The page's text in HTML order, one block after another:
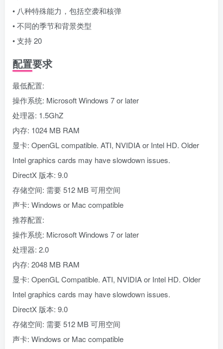
• 八种特殊能力，包括空袭和核弹
• 不同的季节和背景类型
• 支持 20
配置要求
最低配置:
操作系统: Microsoft Windows 7 or later
处理器: 1.5GhZ
内存: 1024 MB RAM
显卡: OpenGL compatible. ATI, NVIDIA or Intel HD. Older
Intel graphics cards may have slowdown issues.
DirectX 版本: 9.0
存储空间: 需要 512 MB 可用空间
声卡: Windows or Mac compatible
推荐配置:
操作系统: Microsoft Windows 7 or later
处理器: 2.0
内存: 2048 MB RAM
显卡: OpenGL Compatible. ATI, NVIDIA or Intel HD. Older
Intel graphics cards may have slowdown issues.
DirectX 版本: 9.0
存储空间: 需要 512 MB 可用空间
声卡: Windows or Mac compatible